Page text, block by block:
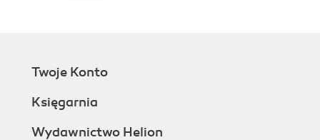
Twoje Konto
Księgarnia
Wydawnictwo Helion